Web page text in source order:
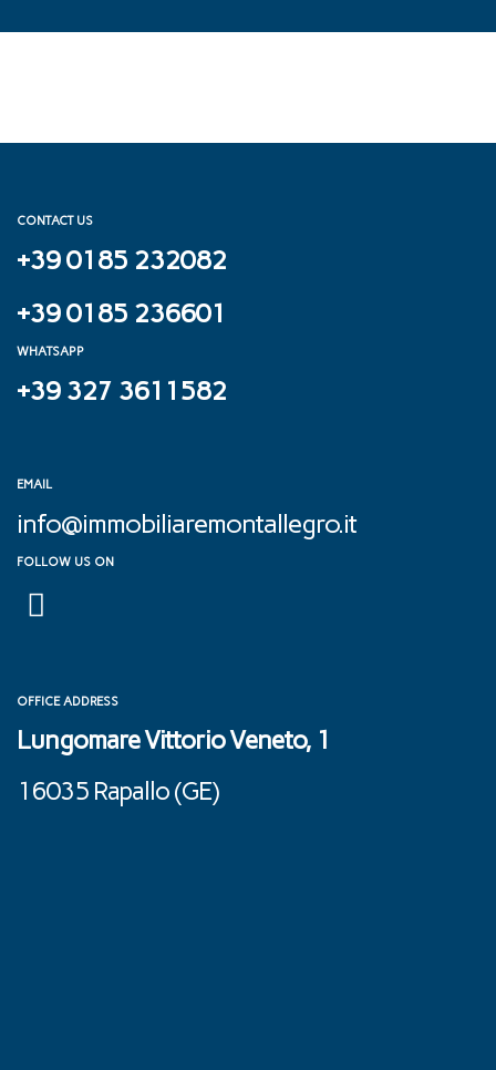
CONTACT US
+39 0185 232082
+39 0185 236601
WHATSAPP
+39 327 3611582
EMAIL
info@immobiliaremontallegro.it
FOLLOW US ON
OFFICE ADDRESS
Lungomare Vittorio Veneto, 1
16035 Rapallo (GE) ‎